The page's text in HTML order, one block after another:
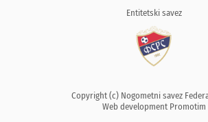
Entitetski savez
Copyright (c) Nogometni savez
Web development Promotim